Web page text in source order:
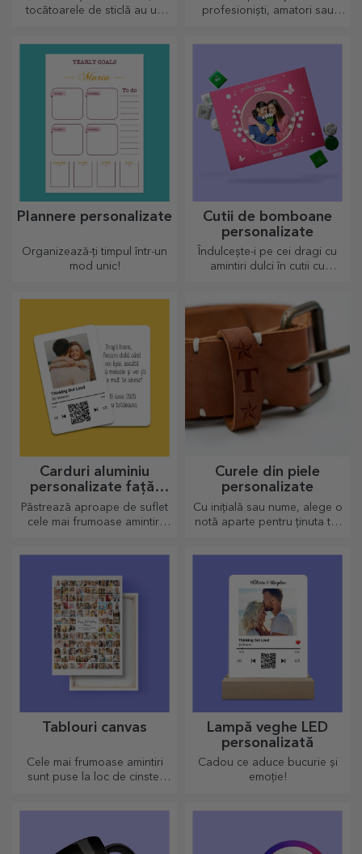
tocătoarele de sticlă au un
aduce o notă personală
profesioniști, amatori sau
Plannere personalizate
Organizează-ți timpul într-un
mod unic!
Cutii de bomboane
personalizate
Îndulcește-i pe cei dragi cu
amintiri dulci în cutii cu
Carduri aluminiu
personalizate față-
verso
Păstrează aproape de suflet
cele mai frumoase amintiri
Curele din piele
personalizate
Cu inițială sau nume, alege o
notă aparte pentru ținuta ta!
Tablouri canvas
Cele mai frumoase amintiri
sunt puse la loc de cinste!
Lampă veghe LED
personalizată
Cadou ce aduce bucurie și
emoție!